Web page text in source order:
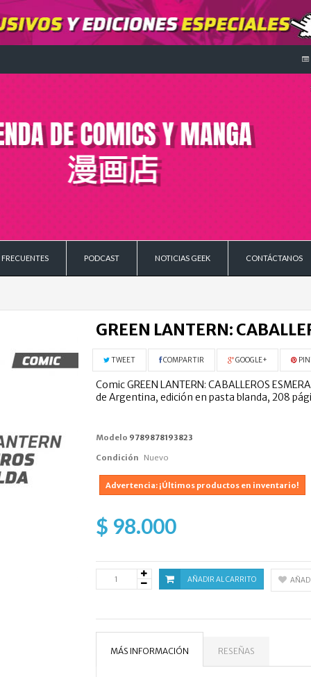
PODCAST NOTICIAS GEEK CONTÁCTANOS
GREEN LANTERN:
TWEET COMPARTIR GOOGLE+
Comic GREEN LANTERN: CABALLEROS
de Argentina, edición en pasta blanda, 208
Modelo 9789878193823
Condición Nuevo
Advertencia: ¡Últimos productos en inventario!
$ 98.000
AÑADIR AL CARRITO
MÁS INFORMACIÓN RESEÑAS